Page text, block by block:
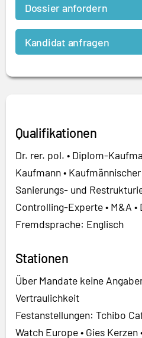
Dossier anfordern
Kandidat anfragen
Qualifikationen
Dr. rer. pol. • Diplom-
Kaufmann •
Sanierungs- und
Controlling-Experte • M&A •
Fremdsprache: Englisch
Stationen
Über Mandate keine
Vertraulichkeit
Festanstellungen: Tchibo
Watch Europe • Gies Kerzen